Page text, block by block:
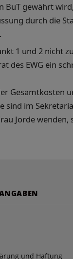
BuT gewährt
durch die
1 und 2 nicht
des EWG ein
Gesamtkosten
sind im
Jorde
und Haftung